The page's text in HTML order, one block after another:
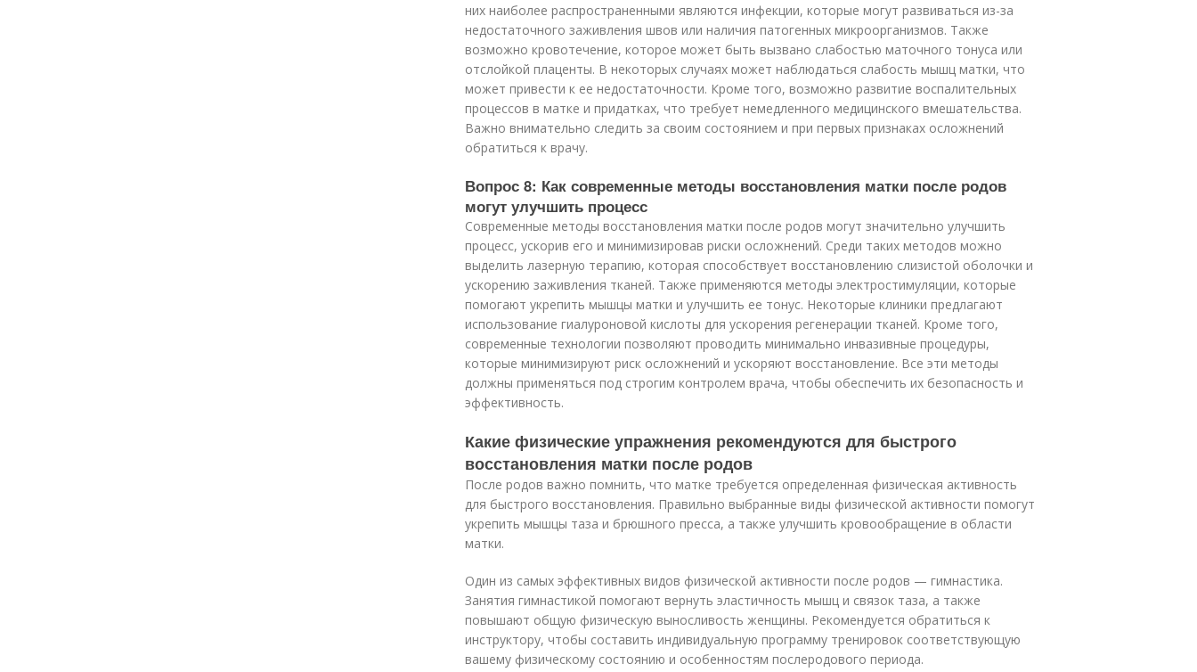
них наиболее распространенными являются инфекции, которые могут развиваться из-за
недостаточного заживления швов или наличия патогенных микроорганизмов. Также
возможно кровотечение, которое может быть вызвано слабостью маточного тонуса или
отслойкой плаценты. В некоторых случаях может наблюдаться слабость мышц матки, что
может привести к ее недостаточности. Кроме того, возможно развитие воспалительных
процессов в матке и придатках, что требует немедленного медицинского вмешательства.
Важно внимательно следить за своим состоянием и при первых признаках осложнений
обратиться к врачу.
Вопрос 8: Как современные методы восстановления матки после родов
могут улучшить процесс
Современные методы восстановления матки после родов могут значительно улучшить
процесс, ускорив его и минимизировав риски осложнений. Среди таких методов можно
выделить лазерную терапию, которая способствует восстановлению слизистой оболочки и
ускорению заживления тканей. Также применяются методы электростимуляции, которые
помогают укрепить мышцы матки и улучшить ее тонус. Некоторые клиники предлагают
использование гиалуроновой кислоты для ускорения регенерации тканей. Кроме того,
современные технологии позволяют проводить минимально инвазивные процедуры,
которые минимизируют риск осложнений и ускоряют восстановление. Все эти методы
должны применяться под строгим контролем врача, чтобы обеспечить их безопасность и
эффективность.
Какие физические упражнения рекомендуются для быстрого
восстановления матки после родов
После родов важно помнить, что матке требуется определенная физическая активность
для быстрого восстановления. Правильно выбранные виды физической активности помогут
укрепить мышцы таза и брюшного пресса, а также улучшить кровообращение в области
матки.
Один из самых эффективных видов физической активности после родов — гимнастика.
Занятия гимнастикой помогают вернуть эластичность мышц и связок таза, а также
повышают общую физическую выносливость женщины. Рекомендуется обратиться к
инструктору, чтобы составить индивидуальную программу тренировок соответствующую
вашему физическому состоянию и особенностям послеродового периода.